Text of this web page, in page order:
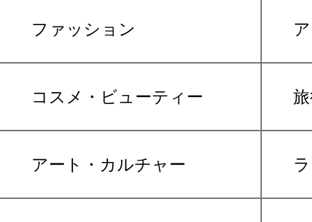
ファッション
コスメ・ビューティー
アート・カルチャー